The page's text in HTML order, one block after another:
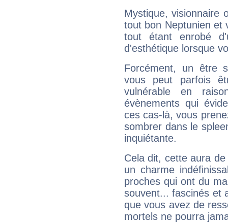
Mystique, visionnaire
tout bon Neptunien et
tout étant enrobé
d'esthétique lorsque
Forcément, un être
vous peut parfois
vulnérable en
évènements qui
ces cas-là, vous
sombrer dans le
inquiétante.
Cela dit, cette aura
un charme
proches qui ont du
souvent... fascinés et
que vous avez de
mortels ne pourra